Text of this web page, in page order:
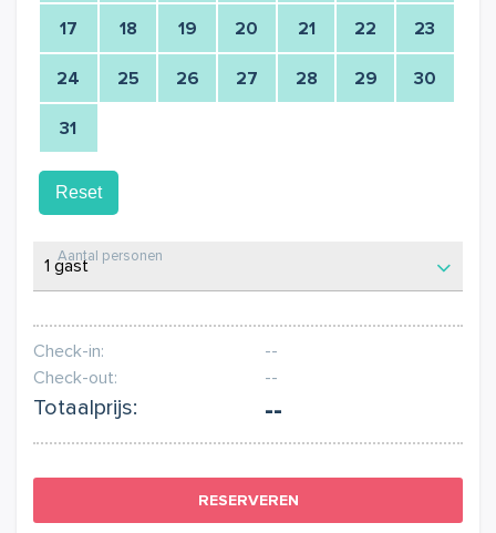
17 18 19 20 21 22 23
24 25 26 27 28 29 30
31
Reset
Aantal personen
Check-in:
--
Check-out:
--
Totaalprijs: --